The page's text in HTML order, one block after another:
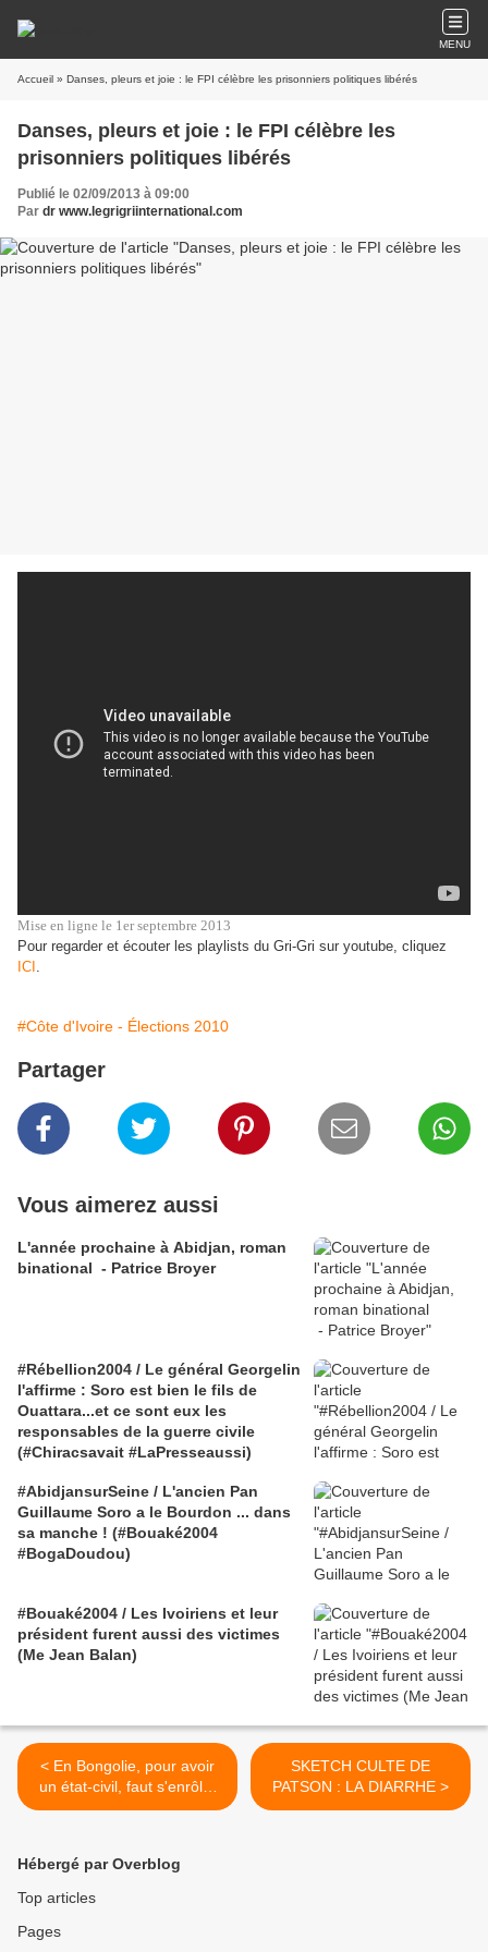
MENU
Accueil » Danses, pleurs et joie : le FPI célèbre les prisonniers politiques libérés
Danses, pleurs et joie : le FPI célèbre les
prisonniers politiques libérés
Publié le 02/09/2013 à 09:00
Par dr www.legrigriinternational.com
Mise en ligne le 1er septembre 2013
Pour regarder et écouter les playlists du Gri-Gri sur youtube, cliquez
ICI .
#Côte d'Ivoire - Élections 2010
Partager
Vous aimerez aussi
L'année prochaine à Abidjan, roman
binational - Patrice Broyer
#Rébellion2004 / Le général Georgelin
l'affirme : Soro est bien le fils de
Ouattara...et ce sont eux les
responsables de la guerre civile
(#Chiracsavait #LaPresseaussi)
#AbidjansurSeine / L'ancien Pan
Guillaume Soro a le Bourdon ... dans
sa manche ! (#Bouaké2004
#BogaDoudou)
#Bouaké2004 / Les Ivoiriens et leur
président furent aussi des victimes
(Me Jean Balan)
< En Bongolie, pour avoir
un état-civil, faut s'enrôler
sur les listes électorales !
SKETCH CULTE DE
PATSON : LA DIARRHE >
Hébergé par Overblog
Top articles
Pages